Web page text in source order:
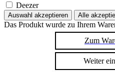
Deezer
Auswahl akzeptieren Alle
Das Produkt wurde zu Ihrem
Zum
Weiter